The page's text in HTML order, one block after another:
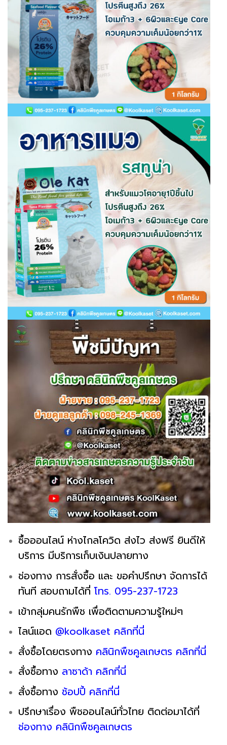
ซื้อออนไลน์ ห่างไกลโควิด ส่งไว ส่งฟรี ยินดีให้
บริการ มีบริการเก็บเงินปลายทาง
ช่องทาง การสั่งซื้อ และ ขอคำปรึกษา จัดการได้
ทันที สอบถามได้ที่ โทร. 095-237-1723
เข้ากลุ่มคนรักพืช เพื่อติดตามความรู้ใหม่ๆ
ไลน์แอด @koolkaset คลิกที่นี่
สั่งซื้อโดยตรงทาง คลินิกพืชคูลเกษตร คลิกที่นี่
สั่งซื้อทาง ลาซาด้า คลิกที่นี่
สั่งซื้อทาง ช้อปปี้ คลิกที่นี่
ปรึกษาเรื่อง พืชออนไลน์ทั่วไทย ติดต่อมาได้ที่
ช่องทาง คลินิกพืชคูลเกษตร